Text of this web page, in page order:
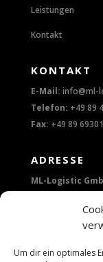
Um dir ein optimales
Leistungen
Kontakt
KONTAKT
E-Mail: info@ml-
Telefon: +49 89
Fax: +49 89
ADRESSE
ML-Logistic
Lerchenstraße 14
80995 München